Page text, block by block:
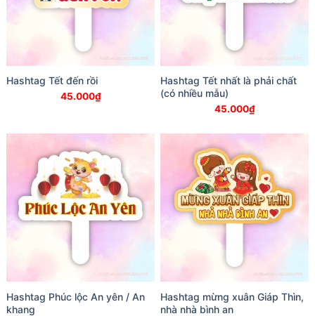
Hashtag Tết đến rồi
45.000₫
Hashtag Tết nhất là phải chất
(có nhiều mẫu)
45.000₫
Hashtag Phúc lộc An yên / An
khang
Hashtag mừng xuân Giáp Thìn,
nhà nhà bình an